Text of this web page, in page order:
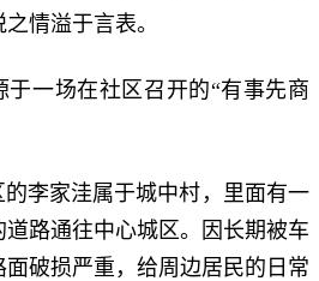
情溢于言表。
于一场在社区召开的“有事先商
李家洼属于城中村，里面有一
道路通往中心城区。因长期被车
破损严重，给周边居民的日常